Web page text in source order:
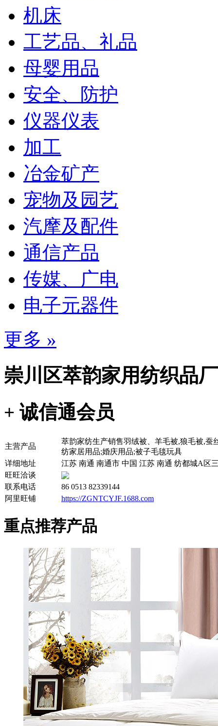
机床
工艺品、礼品
母婴用品
安全、防护
仪器仪表
加工
冶金矿产
宠物及园艺
汽摩及配件
通信产品
传媒、广电
电子元器件
更多 »
崇川区萃韵家用纺织品厂
+ 诚信通会员
主营产品
萃韵家纺生产销售羽绒被、羊毛被,狼毛被,蚕
纺家居用品;婚庆用品;被子毛毯玩具
详细地址
江苏 南通 南通市 中国 江苏 南通 纺都城A区
旺旺洽谈
联系电话
86 0513 82339144
阿里旺铺
https://ZGNTCYJF.1688.com
重点推荐产品